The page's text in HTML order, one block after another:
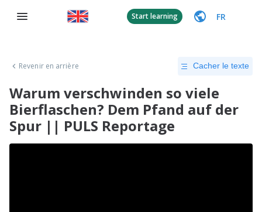
Start learning FR
Revenir en arrière Cacher le texte
Warum verschwinden so viele
Bierflaschen? Dem Pfand auf der
Spur || PULS Reportage